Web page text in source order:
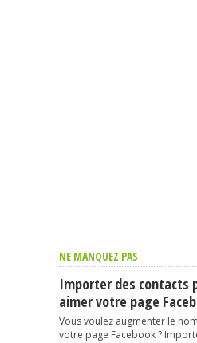
NE MANQUEZ PAS
Importer des contacts
aimer votre page
Vous voulez augmenter le
votre page Facebook ?